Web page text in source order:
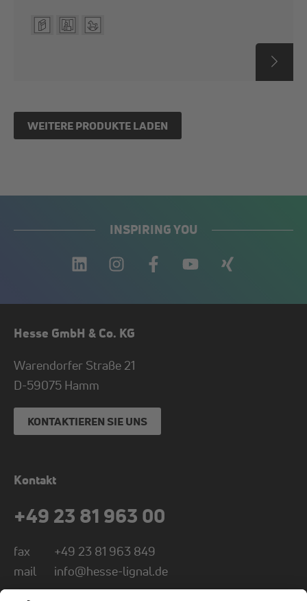
WEITERE PRODUKTE LADEN
INSPIRING YOU
Hesse GmbH & Co. KG
Warendorfer Straße 21
D-59075 Hamm
KONTAKTIEREN SIE UNS
Kontakt
+49 23 81 963 00
fax
+49 23 81 963 849
mail
info@hesse-lignal.de